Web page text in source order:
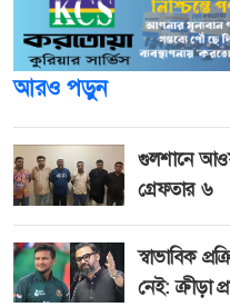
আরও পড়ুন
গুলশানে
গ্রেফতার ৬
স্বাভাবিক
নেই: ক্রীড়া